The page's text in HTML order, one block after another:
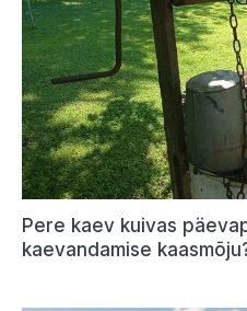
Pere kaev kuivas
kaevandamise